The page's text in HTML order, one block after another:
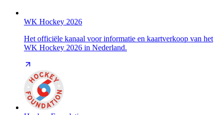
WK Hockey 2026
Het officiële kanaal voor informatie en kaartverkoop van het
WK Hockey 2026 in Nederland.